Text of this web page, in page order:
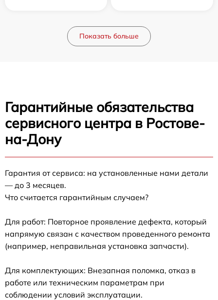
Показать больше
Гарантийные обязательства
сервисного центра в Ростове-
на-Дону
Гарантия от сервиса: на установленные нами детали
— до 3 месяцев.
Что считается гарантийным случаем?
Для работ: Повторное проявление дефекта, который
напрямую связан с качеством проведенного ремонта
(например, неправильная установка запчасти).
Для комплектующих: Внезапная поломка, отказ в
работе или техническим параметрам при
соблюдении условий эксплуатации.